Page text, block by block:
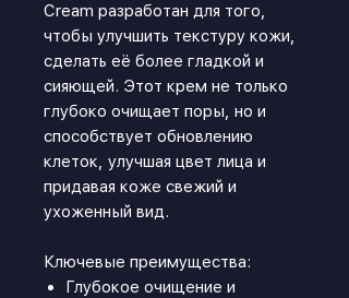
Cream разработан для того,
чтобы улучшить текстуру кожи,
сделать её более гладкой и
сияющей. Этот крем не только
глубоко очищает поры, но и
способствует обновлению
клеток, улучшая цвет лица и
придавая коже свежий и
ухоженный вид.
Ключевые преимущества:
Глубокое очищение и